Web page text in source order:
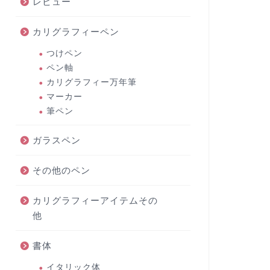
カリグラフィーペン
つけペン
ペン軸
カリグラフィー万年筆
マーカー
筆ペン
ガラスペン
その他のペン
カリグラフィーアイテムその
他
書体
イタリック体